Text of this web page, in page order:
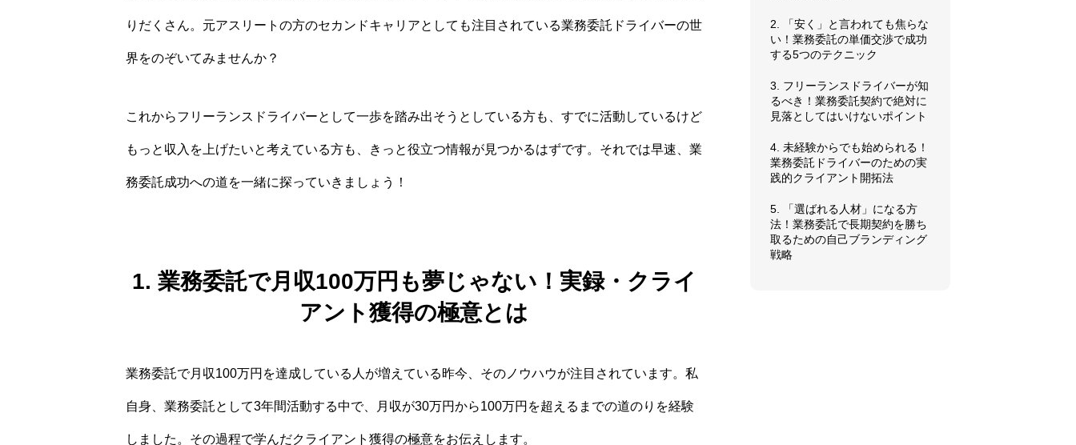
りだくさん。元アスリートの方のセカンドキャリアとしても注目されている業務委託ドライバーの世
界をのぞいてみませんか？
これからフリーランスドライバーとして一歩を踏み出そうとしている方も、すでに活動しているけど
もっと収入を上げたいと考えている方も、きっと役立つ情報が見つかるはずです。それでは早速、業
務委託成功への道を一緒に探っていきましょう！
1. 業務委託で月収100万円も夢じゃない！実録・クライ
アント獲得の極意とは
業務委託で月収100万円を達成している人が増えている昨今、そのノウハウが注目されています。私
自身、業務委託として3年間活動する中で、月収が30万円から100万円を超えるまでの道のりを経験
しました。その過程で学んだクライアント獲得の極意をお伝えします。
2. 「安く」と言われても焦らな
い！業務委託の単価交渉で成功
する5つのテクニック
3. フリーランスドライバーが知
るべき！業務委託契約で絶対に
見落としてはいけないポイント
4. 未経験からでも始められる！
業務委託ドライバーのための実
践的クライアント開拓法
5. 「選ばれる人材」になる方
法！業務委託で長期契約を勝ち
取るための自己ブランディング
戦略